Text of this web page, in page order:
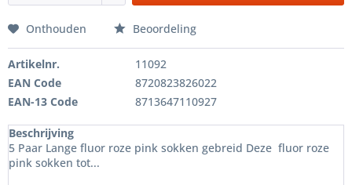
Onthouden Beoordeling
Artikelnr.
11092
EAN Code
8720823826022
EAN-13 Code
8713647110927
Beschrijving
5 Paar Lange fluor roze pink sokken gebreid Deze fluor roze
pink sokken tot...